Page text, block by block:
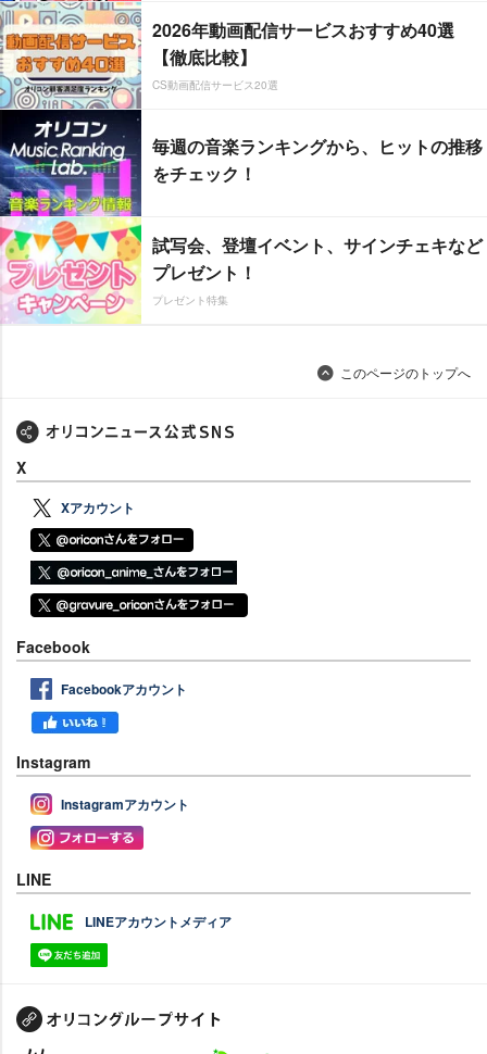
2026年動画配信サービスおすすめ40選
【徹底比較】
CS動画配信サービス20選
毎週の音楽ランキングから、ヒットの推移
をチェック！
試写会、登壇イベント、サインチェキなど
プレゼント！
プレゼント特集
このページのトップへ
X
Xアカウント
Facebook
Facebookアカウント
Instagram
Instagramアカウント
LINE
LINEアカウントメディア